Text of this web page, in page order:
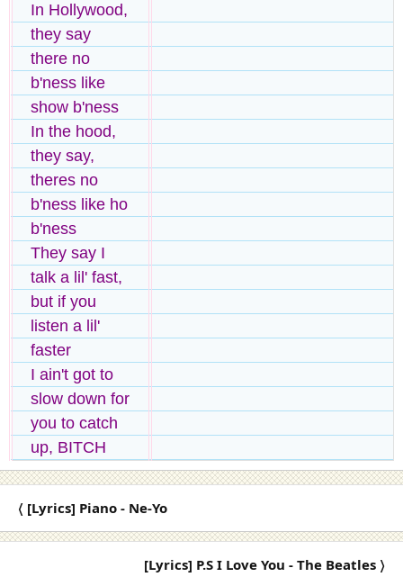
In Hollywood,
they say
there no
b'ness like
show b'ness
In the hood,
they say,
theres no
b'ness like ho
b'ness
They say I
talk a lil' fast,
but if you
listen a lil'
faster
I ain't got to
slow down for
you to catch
up, BITCH
〈 [Lyrics] Piano - Ne-Yo
[Lyrics] P.S I Love You - The Beatles 〉